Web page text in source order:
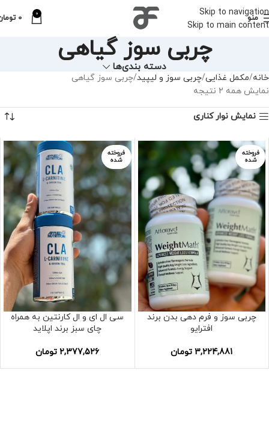
Skip to navigation
Skip to main content
منو 0
0
چربی سوز گیاهی
دسته بندی‌ها
خانه مکمل غذایی چربی سوز و لیپید چربی سوز گیاهی
نمایش همه 2 نتیجه
نمایش نوار کناری
فروخته
شده
چربی سوز و فرم دهی بدن برند
افترایو
3,224,881 تومان
فروخته
شده
سی ال ای و ال کارنتین به همراه
چای سبز برند اپلاید
2,377,526 تومان